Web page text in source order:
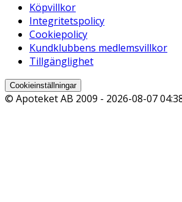
Köpvillkor
Integritetspolicy
Cookiepolicy
Kundklubbens medlemsvillkor
Tillgänglighet
Cookieinställningar
© Apoteket AB 2009 - 2026-08-07